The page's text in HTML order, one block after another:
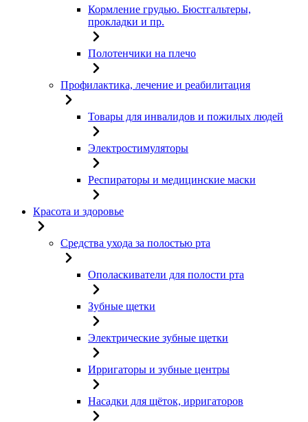
Кормление грудью. Бюстгальтеры,
прокладки и пр.
Полотенчики на плечо
Профилактика, лечение и реабилитация
Товары для инвалидов и пожилых людей
Электростимуляторы
Респираторы и медицинские маски
Красота и здоровье
Средства ухода за полостью рта
Ополаскиватели для полости рта
Зубные щетки
Электрические зубные щетки
Ирригаторы и зубные центры
Насадки для щёток, ирригаторов